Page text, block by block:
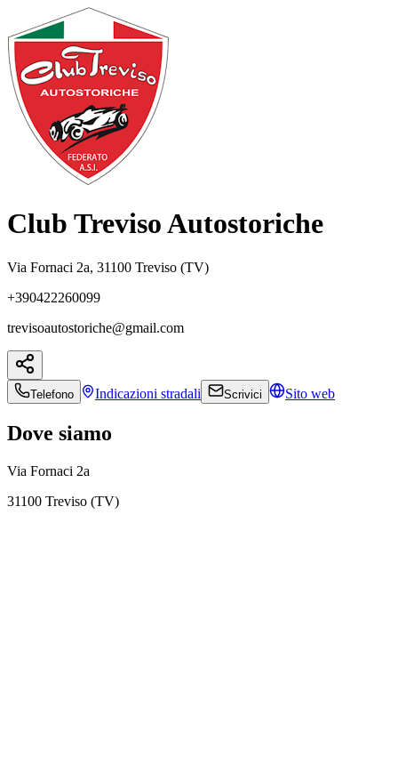
Club Treviso Autostoriche
Via Fornaci 2a, 31100 Treviso (TV)
+390422260099
trevisoautostoriche@gmail.com
Telefono Indicazioni stradali Scrivici Sito web
Dove siamo
Via Fornaci 2a
31100 Treviso (TV)